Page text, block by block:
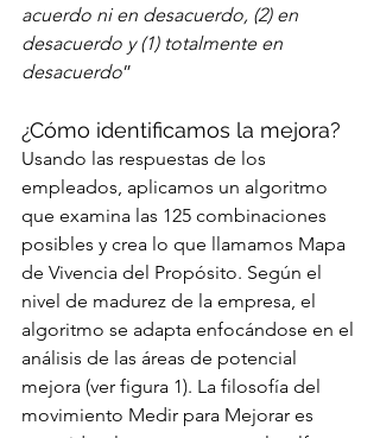
acuerdo ni en desacuerdo, (2) en
desacuerdo y (1) totalmente en
desacuerdo”
¿Cómo identificamos la mejora?
Usando las respuestas de los
empleados, aplicamos un algoritmo
que examina las 125 combinaciones
posibles y crea lo que llamamos Mapa
de Vivencia del Propósito. Según el
nivel de madurez de la empresa, el
algoritmo se adapta enfocándose en el
análisis de las áreas de potencial
mejora (ver figura 1). La filosofía del
movimiento Medir para Mejorar es